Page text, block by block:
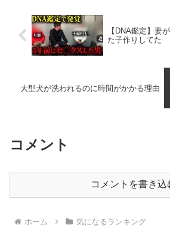
【DNA鑑定】妻
た子作りしてた
大型犬が洗われるのに時間がかかる理由
コメント
コメントを書き込
ホーム 気になるランキング